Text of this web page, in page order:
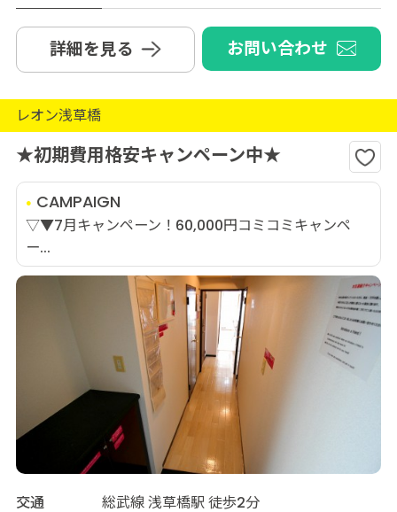
詳細を見る お問い合わせ
レオン浅草橋
★初期費用格安キャンペーン中★
CAMPAIGN
▽▼7月キャンペーン！60,000円コミコミキャンペ
ー...
交通 総武線 浅草橋駅 徒歩2分